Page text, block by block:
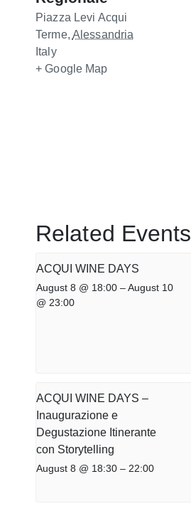
Piazza Levi Acqui
Terme, Alessandria
Italy
+ Google Map
Related Events
ACQUI WINE DAYS
August 8 @ 18:00 –August 10
@ 23:00
ACQUI WINE DAYS –
Inaugurazione e
Degustazione Itinerante
con Storytelling
August 8 @ 18:30 – 22:00